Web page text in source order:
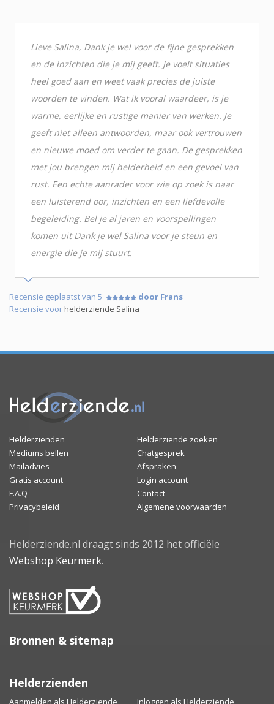
Lieve Salina, Dank je wel voor de fijne gesprekken
en de inzichten die je mij geeft. Je voelt situaties
heel goed aan en weet vaak precies de juiste
woorden te vinden. Wat ik vooral waardeer, is je
warme, eerlijke en rustige manier van werken. Je
geeft niet alleen antwoorden, maar ook vertrouwen
en nieuwe moed om verder te gaan. De gesprekken
met jou brengen mij helderheid en een gevoel van
rust. Een echte aanrader voor wie op zoek is naar
een luisterend oor, inzichten en een liefdevolle
begeleiding. Bel je al jaren en voorspellingen
komen uit Dank je wel Salina voor je steun en
energie die je mij stuurt.
Recensie geplaatst van 5
door Frans
Recensie voorhelderziende Salina
Helderzienden
Helderziende zoeken
Mediums bellen
Chatgesprek
Mailadvies
Afspraken
Gratis account
Login account
F.A.Q
Contact
Privacybeleid
Algemene voorwaarden
Helderziende.nl draagt sinds 2012 het officiële
Webshop Keurmerk.
Bronnen & sitemap
Helderzienden
Aanmelden als Helderziende Inloggen als Helderziende